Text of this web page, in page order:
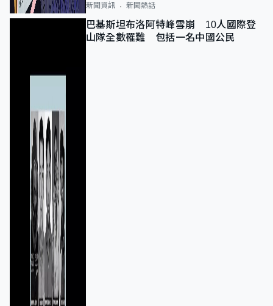
新聞資訊 新聞熱話
巴基斯坦布洛阿特峰雪崩 10人國際登
山隊全數罹難 包括一名中國公民